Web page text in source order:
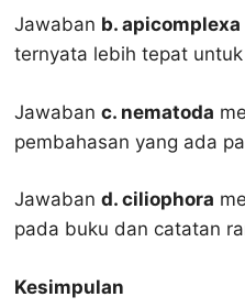
Jawaban b. apicomplexa
ternyata lebih tepat
Jawaban c. nematoda
pembahasan yang ada
Jawaban d. ciliophora
pada buku dan catatan
Kesimpulan